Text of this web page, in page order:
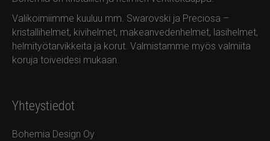
Valikoimiimme kuuluu mm. Swarovski ja Preciosa –
kristallihelmet, kivihelmet, makeanvedenhelmet, lasihelmet,
helmityötarvikkeita ja korut. Valmistamme myös valmiita
koruja toiveidesi mukaan.
Yhteystiedot
Bohemia Design Oy